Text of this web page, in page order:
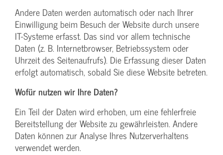
Andere Daten werden automatisch oder nach Ihrer
Einwilligung beim Besuch der Website durch unsere
IT-Systeme erfasst. Das sind vor allem technische
Daten (z. B. Internetbrowser, Betriebssystem oder
Uhrzeit des Seitenaufrufs). Die Erfassung dieser Daten
erfolgt automatisch, sobald Sie diese Website betreten.
Wofür nutzen wir Ihre Daten?
Ein Teil der Daten wird erhoben, um eine fehlerfreie
Bereitstellung der Website zu gewährleisten. Andere
Daten können zur Analyse Ihres Nutzerverhaltens
verwendet werden.